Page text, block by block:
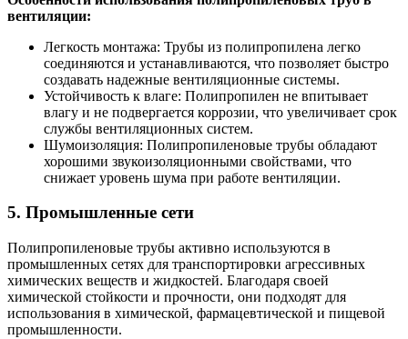
вентиляции:
Легкость монтажа: Трубы из полипропилена легко
соединяются и устанавливаются, что позволяет быстро
создавать надежные вентиляционные системы.
Устойчивость к влаге: Полипропилен не впитывает
влагу и не подвергается коррозии, что увеличивает срок
службы вентиляционных систем.
Шумоизоляция: Полипропиленовые трубы обладают
хорошими звукоизоляционными свойствами, что
снижает уровень шума при работе вентиляции.
5. Промышленные сети
Полипропиленовые трубы активно используются в
промышленных сетях для транспортировки агрессивных
химических веществ и жидкостей. Благодаря своей
химической стойкости и прочности, они подходят для
использования в химической, фармацевтической и пищевой
промышленности.